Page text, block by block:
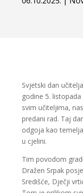
Svjetski dan
godine 5.
svim učiteljima,
predani rad. Taj
odgoja kao
u cjelini.
Tim povodom
Dražen Srpak
Središće, Dječji